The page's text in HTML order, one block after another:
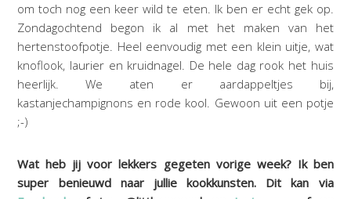
om toch nog een keer wild te eten. Ik ben er echt gek op.
Zondagochtend begon ik al met het maken van het
hertenstoofpotje. Heel eenvoudig met een klein uitje, wat
knoflook, laurier en kruidnagel. De hele dag rook het huis
heerlijk. We aten er aardappeltjes bij,
kastanjechampignons en rode kool. Gewoon uit een potje
;-)
Wat heb jij voor lekkers gegeten vorige week? Ik ben
super benieuwd naar jullie kookkunsten. Dit kan via